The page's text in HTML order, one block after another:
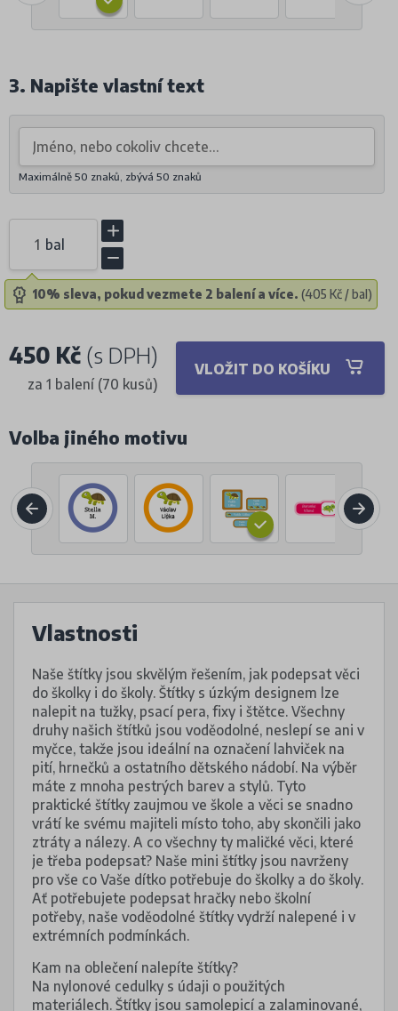
3. Napište vlastní text
Maximálně 50 znaků, zbývá 50 znaků
bal
10% sleva, pokud vezmete 2 balení a více. (405 Kč / bal)
450 Kč (s DPH)
za 1 balení (70 kusů)
VLOŽIT DO KOŠÍKU
Volba jiného motivu
Vlastnosti
Naše štítky jsou skvělým řešením, jak podepsat věci
do školky i do školy. Štítky s úzkým designem lze
nalepit na tužky, psací pera, fixy i štětce. Všechny
druhy našich štítků jsou voděodolné, neslepí se ani v
myčce, takže jsou ideální na označení lahviček na
pití, hrnečků a ostatního dětského nádobí. Na výběr
máte z mnoha pestrých barev a stylů. Tyto
praktické štítky zaujmou ve škole a věci se snadno
vrátí ke svému majiteli místo toho, aby skončili jako
ztráty a nálezy. A co všechny ty maličké věci, které
je třeba podepsat? Naše mini štítky jsou navrženy
pro vše co Vaše dítko potřebuje do školky a do školy.
Ať potřebujete podepsat hračky nebo školní
potřeby, naše voděodolné štítky vydrží nalepené i v
extrémních podmínkách.
Kam na oblečení nalepíte štítky?
Na nylonové cedulky s údaji o použitých
materiálech. Štítky jsou samolepicí a zalaminované,